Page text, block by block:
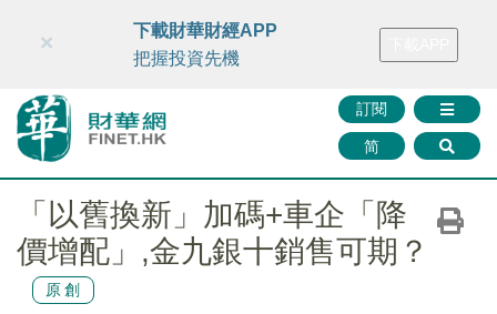
財華智庫網 FINTV FINMETA 財華證券 媒體矩陣
訂閱
简
×
下載財華財經APP
把握投資先機
「以舊換新」加碼+車企「降
價增配」,金九銀十銷售可期？
原創